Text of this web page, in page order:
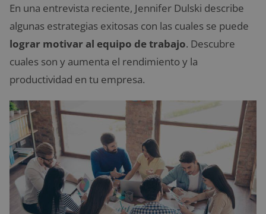
En una entrevista reciente, Jennifer Dulski describe
algunas estrategias exitosas con las cuales se puede
lograr motivar al equipo de trabajo. Descubre
cuales son y aumenta el rendimiento y la
productividad en tu empresa.